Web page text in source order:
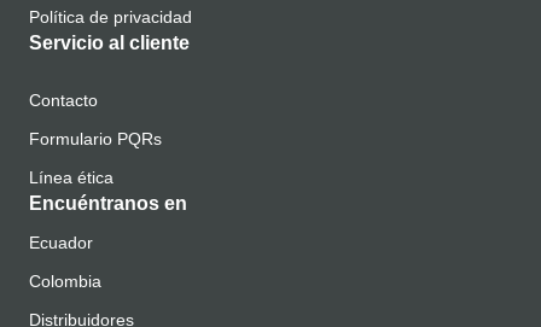
Política de privacidad
Servicio al cliente
Contacto
Formulario PQRs
Línea ética
Encuéntranos en
Ecuador
Colombia
Distribuidores